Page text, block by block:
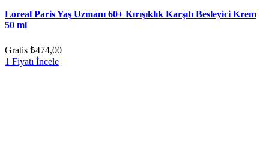
Loreal Paris Yaş Uzmanı 60+ Kırışıklık Karşıtı Besleyici Krem
50 ml
Gratis ₺474,00
1 Fiyatı İncele